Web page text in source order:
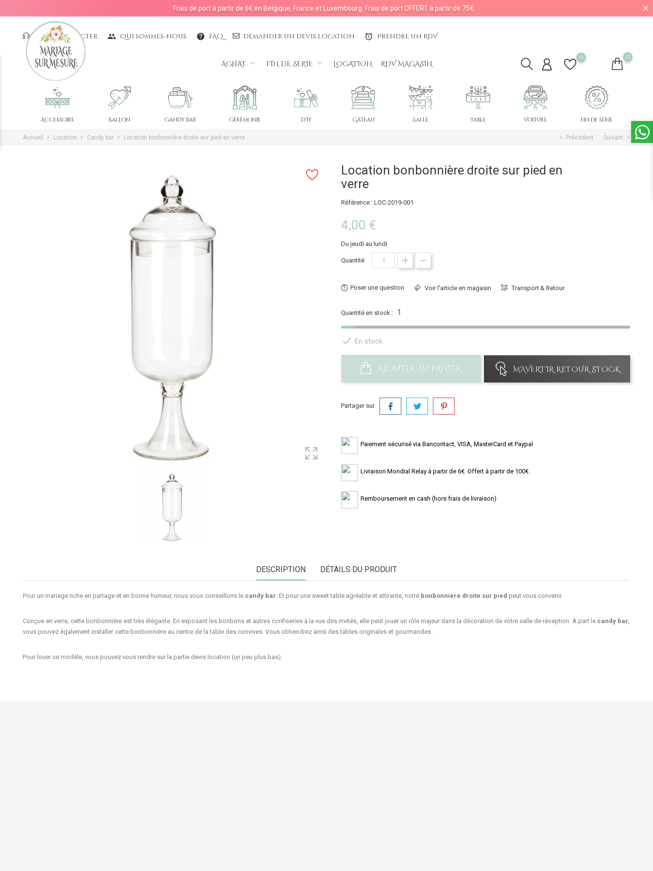
Frais de port à partir de 6€ en Belgique, France et Luxembourg. Frais de port OFFERT à partir de 75€.
Nous contacter people Qui sommes-nous help FAQ Demander un devis location access_alarms Prendre un RDV
ACHAT keyboard_arrow_down FIN DE SÉRIE keyboard_arrow_down LOCATION RDV MAGASIN
0 0
Accessoire Ballon Candy bar Cérémonie DIY Gâteau Salle Table Voiture Fin de série
Accueil Location Candy bar Location bonbonnière droite sur pied en verre chevron_left Précédent Suivant chevron_right
Location bonbonnière droite sur pied en
verre
Référence : LOC-2019-001
4,00 €
Du jeudi au lundi
Quantité
Poser une question Voir l'article en magasin Transport & Retour
Quantité en stock : 1
 En stock
AJOUTER AU PANIER M'AVERTIR RETOUR STOCK
Partager sur
Paiement sécurisé via Bancontact, VISA, MasterCard et Paypal
Livraison Mondial Relay à partir de 6€. Offert à partir de 100€.
Remboursement en cash (hors frais de livraison)
DESCRIPTION DÉTAILS DU PRODUIT
Pour un mariage riche en partage et en bonne humeur, nous vous conseillons le candy bar. Et pour une sweet table agréable et attirante, notre bonbonnière droite sur pied peut vous convenir.
Conçue en verre, cette bonbonnière est très élégante. En exposant les bonbons et autres confiseries à la vue des invités, elle peut jouer un rôle majeur dans la décoration de votre salle de réception. À part le candy bar,
vous pouvez également installer cette bonbonnière au centre de la table des convives. Vous obtiendrez ainsi des tables originales et gourmandes.
Pour louer ce modèle, vous pouvez vous rendre sur la partie devis location (un peu plus bas).